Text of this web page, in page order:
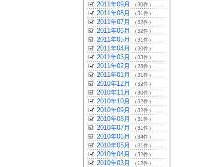
2011年09月 （30件）
2011年08月 （31件）
2011年07月 （32件）
2011年06月 （32件）
2011年05月 （31件）
2011年04月 （30件）
2011年03月 （33件）
2011年02月 （28件）
2011年01月 （31件）
2010年12月 （32件）
2010年11月 （30件）
2010年10月 （32件）
2010年09月 （32件）
2010年08月 （31件）
2010年07月 （31件）
2010年06月 （34件）
2010年05月 （31件）
2010年04月 （32件）
2010年03月 （12件）